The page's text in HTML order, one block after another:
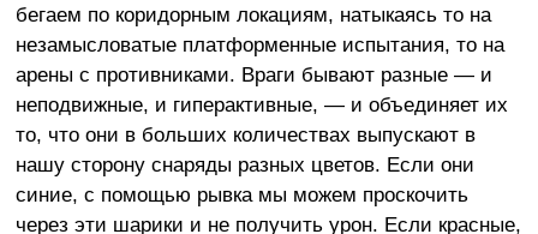
бегаем по коридорным локациям, натыкаясь то на
незамысловатые платформенные испытания, то на
арены с противниками. Враги бывают разные — и
неподвижные, и гиперактивные, — и объединяет их
то, что они в больших количествах выпускают в
нашу сторону снаряды разных цветов. Если они
синие, с помощью рывка мы можем проскочить
через эти шарики и не получить урон. Если красные,